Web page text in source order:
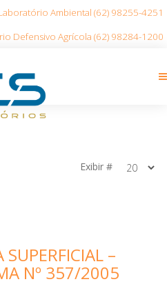
Ambiental (62) 98255-4251
Defensivo Agrícola (62) 98284-1200
Exibir #
–
Nº 357/2005